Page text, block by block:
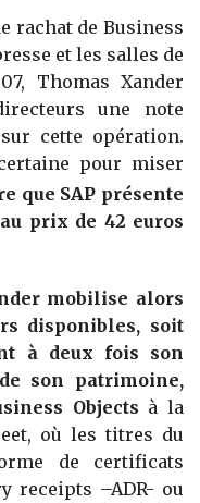
rachat de Business
et les salles de
Thomas Xander
une note
cette opération.
pour miser
que SAP présente
prix de 42 euros
mobilise alors
disponibles, soit
à deux fois son
son patrimoine,
Objects à la
où les titres du
de certificats
receipts –ADR- ou